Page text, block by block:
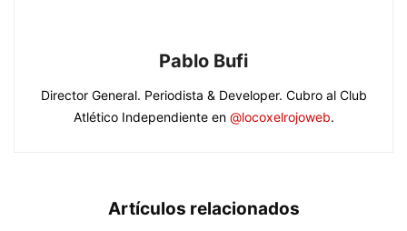
Pablo Bufi
Director General. Periodista & Developer. Cubro al Club
Atlético Independiente en @locoxelrojoweb.
Artículos relacionados